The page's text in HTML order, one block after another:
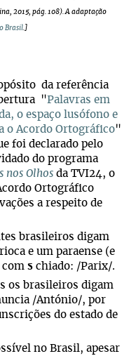
2015, pág. 108). A adaptação
Brasil.]
da referência
"Palavras em
o espaço lusófono e
o Acordo Ortográfico"
foi declarado pelo
do programa
nos Olhos da TVI24, o
Ortográfico
a respeito de
brasileiros digam
e um paraense (e
com s chiado: /Parix/.
os brasileiros digam
/António/, por
do estado de
no Brasil, apesar